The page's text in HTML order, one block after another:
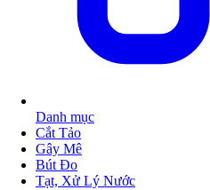
Danh mục
Cắt Tảo
Gây Mê
Bút Đo
Tạt, Xử Lý Nước